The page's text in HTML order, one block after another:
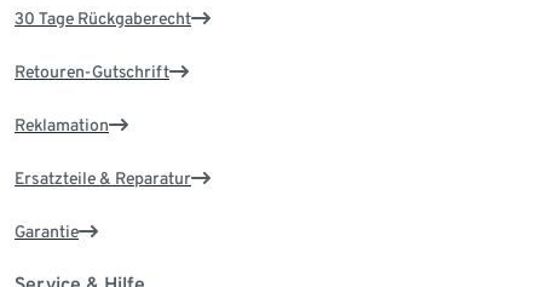
30 Tage Rückgaberecht
Retouren-Gutschrift
Reklamation
Ersatzteile & Reparatur
Garantie